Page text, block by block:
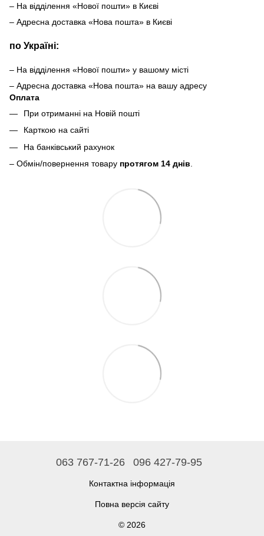
– На відділення «Нової пошти» в Києві
– Адресна доставка «Нова пошта» в Києві
по Україні:
– На відділення «Нової пошти» у вашому місті
– Адресна доставка «Нова пошта» на вашу адресу
Оплата
При отриманні на Новій пошті
Карткою на сайті
На банківський рахунок
– Обмін/повернення товару протягом 14 днів
063 767-71-26 096 427-79-95
Контактна інформація
Повна версія сайту
© 2026